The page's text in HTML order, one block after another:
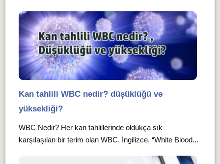
Kan tahlili WBC nedir? düşüklüğü ve
yüksekliği?
WBC Nedir? Her kan tahlillerinde oldukça sık
karşılaşılan bir terim olan WBC, İngilizce, “White Blood...